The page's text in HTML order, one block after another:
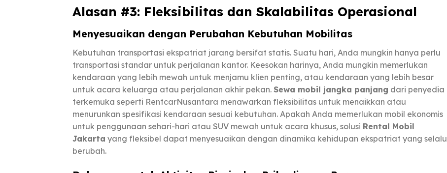
Alasan #3: Fleksibilitas dan Skalabilitas Operasional
Menyesuaikan dengan Perubahan Kebutuhan Mobilitas
Kebutuhan transportasi ekspatriat jarang bersifat statis. Suatu hari, Anda mungkin hanya perlu
transportasi standar untuk perjalanan kantor. Keesokan harinya, Anda mungkin memerlukan
kendaraan yang lebih mewah untuk menjamu klien penting, atau kendaraan yang lebih besar
untuk acara keluarga atau perjalanan akhir pekan. Sewa mobil jangka panjang dari penyedia
terkemuka seperti RentcarNusantara menawarkan fleksibilitas untuk menaikkan atau
menurunkan spesifikasi kendaraan sesuai kebutuhan. Apakah Anda memerlukan mobil ekonomis
untuk penggunaan sehari-hari atau SUV mewah untuk acara khusus, solusi Rental Mobil
Jakarta yang fleksibel dapat menyesuaikan dengan dinamika kehidupan ekspatriat yang selalu
berubah.